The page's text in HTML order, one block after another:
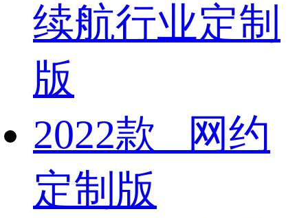
续航行业定制
版
2022款 网约
定制版